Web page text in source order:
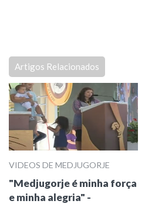
Artigos Relacionados
VIDEOS DE MEDJUGORJE
"Medjugorje é minha força
e minha alegria" -